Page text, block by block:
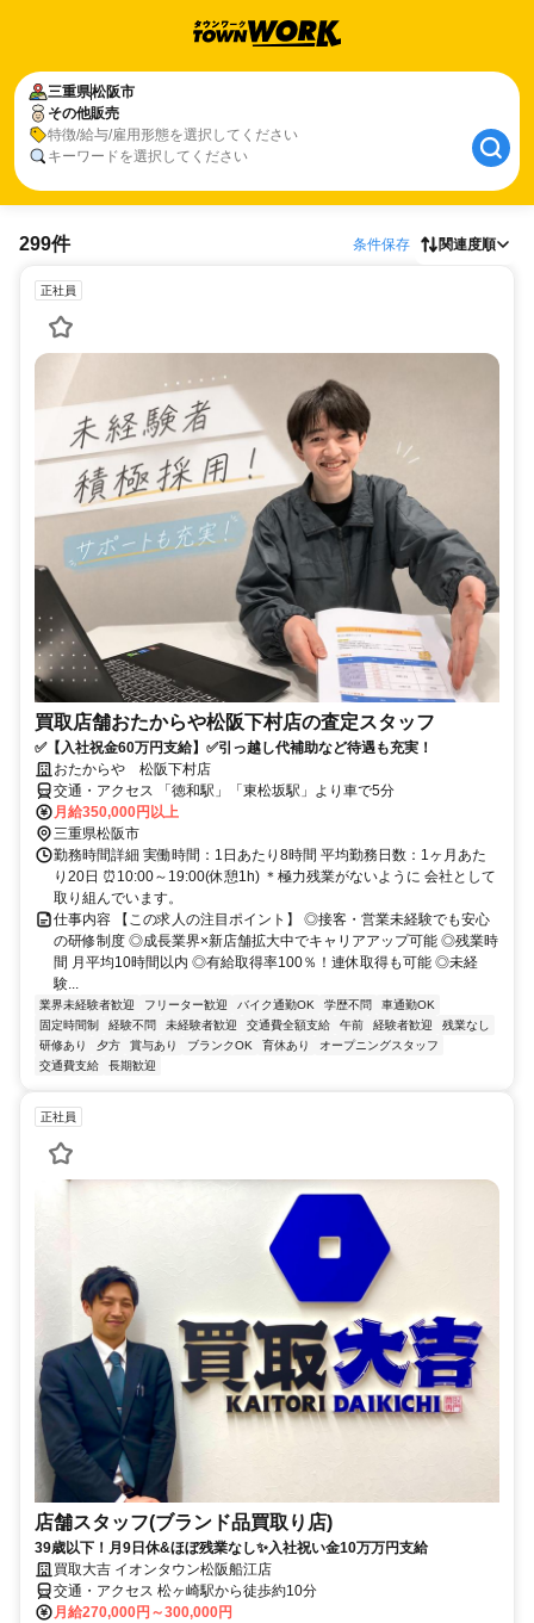
三重県松阪市
その他販売
特徴/給与/雇用形態を選択してください
キーワードを選択してください
299件 条件保存 関連度順
正社員
買取店舗おたからや松阪下村店の査定スタッフ
✅【入社祝金60万円支給】✅引っ越し代補助など待遇も充実！
おたからや 松阪下村店
交通・アクセス 「徳和駅」「東松坂駅」より車で5分
月給350,000円以上
三重県松阪市
勤務時間詳細 実働時間：1日あたり8時間 平均勤務日数：1ヶ月あた
り20日 ⏰10:00～19:00(休憩1h) ＊極力残業がないように 会社として
取り組んでいます。
仕事内容 【この求人の注目ポイント】 ◎接客・営業未経験でも安心
の研修制度 ◎成長業界×新店舗拡大中でキャリアアップ可能 ◎残業時
間 月平均10時間以内 ◎有給取得率100％！連休取得も可能 ◎未経
験...
業界未経験者歓迎 フリーター歓迎 バイク通勤OK 学歴不問
車通勤OK
固定時間制
経験不問 未経験者歓迎 交通費全額支給 午前 経験者歓迎
残業なし
研修あり
夕方 賞与あり ブランクOK 育休あり
オープニングスタッフ
交通費支給
長期歓迎
正社員
店舗スタッフ(ブランド品買取り店)
39歳以下！月9日休&ほぼ残業なし✨入社祝い金10万万円支給
買取大吉 イオンタウン松阪船江店
交通・アクセス 松ヶ崎駅から徒歩約10分
月給270,000円～300,000円